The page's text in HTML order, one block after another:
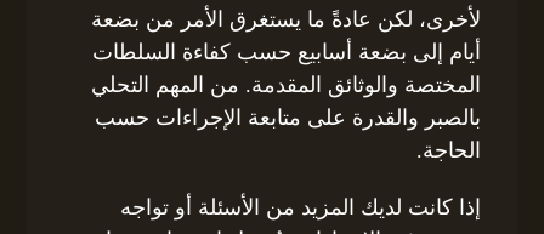
لأخرى، لكن عادةً ما يستغرق الأمر من بضعة
أيام إلى بضعة أسابيع حسب كفاءة السلطات
المختصة والوثائق المقدمة. من المهم التحلي
بالصبر والقدرة على متابعة الإجراءات حسب
الحاجة.
إذا كانت لديك المزيد من الأسئلة أو تواجه